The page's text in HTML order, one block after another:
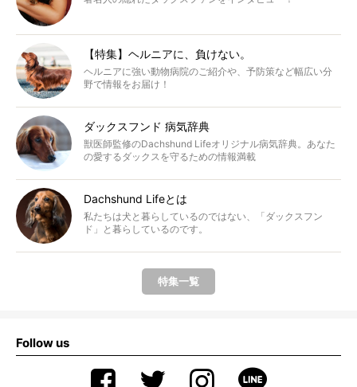
【特集】ヘルニアに、負けない。
ヘルニアに強い動物病院のご紹介や、予防策など幅広い分
野で情報をお届け！
ダックスフンド 病気辞典
獣医師監修のDachshund Lifeオリジナル病気辞典。あなた
の愛するダックスを守るための情報満載
Dachshund Lifeとは
私たちは犬と暮らしているのではない、「ダックスフン
ド」と暮らしているのです。
特集一覧
Follow us